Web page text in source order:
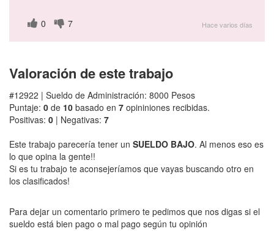
0 7 Hace varios días
Valoración de este trabajo
#12922 | Sueldo de Administración: 8000 Pesos
Puntaje: 0 de 10 basado en 7 opininiones recibidas.
Positivas: 0 | Negativas: 7
Este trabajo parecería tener un SUELDO BAJO. Al menos eso es
lo que opina la gente!!
Si es tu trabajo te aconsejeríamos que vayas buscando otro en
los clasificados!
Para dejar un comentario primero te pedimos que nos digas si el
sueldo está bien pago o mal pago según tu opinión